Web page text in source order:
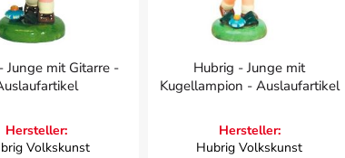
Junge mit Gitarre -
Hersteller:
Volkskunst
Hubrig - Junge mit
Kugellampion - Auslaufartikel
Hersteller:
Hubrig Volkskunst